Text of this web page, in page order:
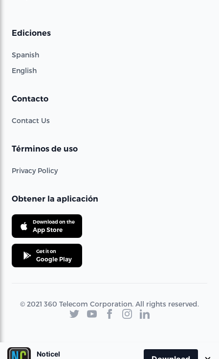
Ediciones
Spanish
English
Contacto
Contact Us
Términos de uso
Privacy Policy
Obtener la aplicación
Download on the
App Store
Get it on
Google Play
© 2021 360 Telecom Corporation. All rights reserved.
Noticel